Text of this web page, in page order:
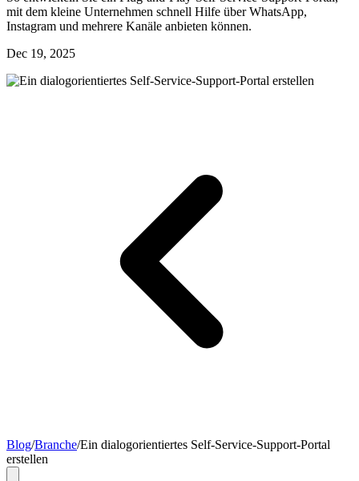
mit dem kleine Unternehmen schnell Hilfe über WhatsApp,
Instagram und mehrere Kanäle anbieten können.
Dec 19, 2025
Blog/Branche/Ein dialogorientiertes Self-Service-Support-Portal
erstellen